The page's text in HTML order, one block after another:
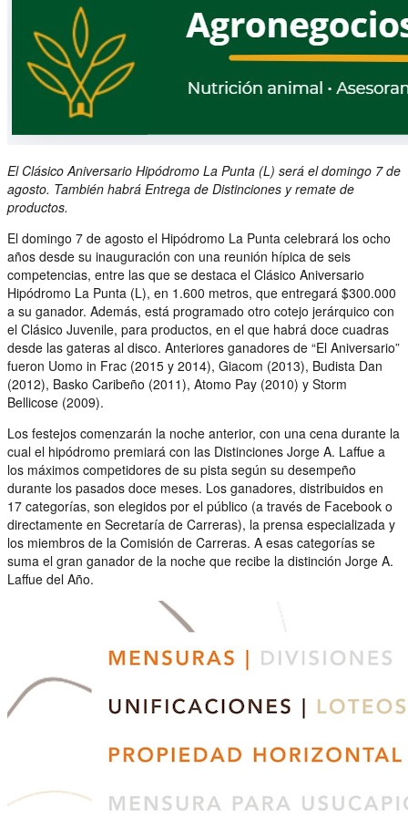
El Clásico Aniversario Hipódromo La Punta (L) será el domingo 7 de
agosto. También habrá Entrega de Distinciones y remate de
productos.
El domingo 7 de agosto el Hipódromo La Punta celebrará los ocho
años desde su inauguración con una reunión hípica de seis
competencias, entre las que se destaca el Clásico Aniversario
Hipódromo La Punta (L), en 1.600 metros, que entregará $300.000
a su ganador. Además, está programado otro cotejo jerárquico con
el Clásico Juvenile, para productos, en el que habrá doce cuadras
desde las gateras al disco. Anteriores ganadores de “El Aniversario”
fueron Uomo in Frac (2015 y 2014), Giacom (2013), Budista Dan
(2012), Basko Caribeño (2011), Atomo Pay (2010) y Storm
Bellicose (2009).
Los festejos comenzarán la noche anterior, con una cena durante la
cual el hipódromo premiará con las Distinciones Jorge A. Laffue a
los máximos competidores de su pista según su desempeño
durante los pasados doce meses. Los ganadores, distribuidos en
17 categorías, son elegidos por el público (a través de Facebook o
directamente en Secretaría de Carreras), la prensa especializada y
los miembros de la Comisión de Carreras. A esas categorías se
suma el gran ganador de la noche que recibe la distinción Jorge A.
Laffue del Año.